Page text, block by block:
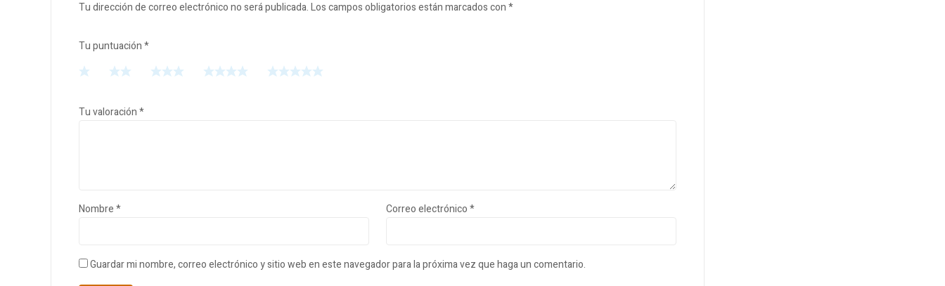
Tu dirección de correo electrónico no será publicada.Los campos obligatorios están marcados con*
Tu puntuación*
Tu valoración*
Nombre* Correo electrónico*
Guardar mi nombre, correo electrónico y sitio web en este navegador para la próxima vez que haga un comentario.